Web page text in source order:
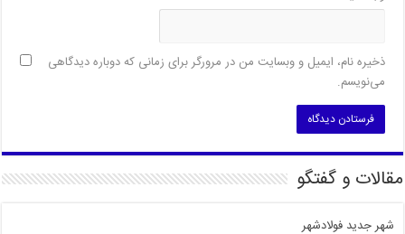
ذخیره نام، ایمیل و وبسایت من در مرورگر برای زمانی که دوباره دیدگاهی
می‌نویسم.
مقالات و گفتگو
شهر جدید فولادشهر